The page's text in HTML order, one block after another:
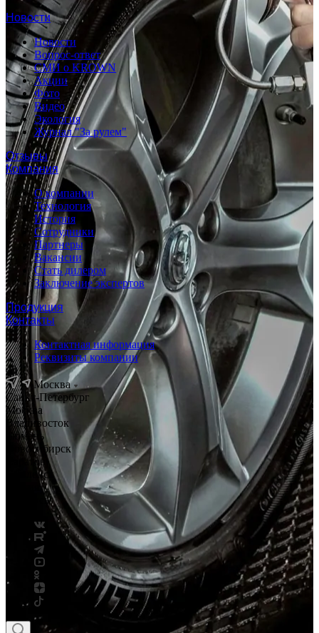
Новости
Новости
Вопрос-ответ
СМИ о KROWN
Акции
Фото
Видео
Экология
Журнал "За рулем"
Отзывы
Компания
О компании
Технология
История
Сотрудники
Партнеры
Вакансии
Стать дилером
Заключение экспертов
Продукция
Контакты
Контактная информация
Реквизиты компании
Москва
Санкт-Петербург
Москва
Владивосток
Тюмень
Новосибирск
Саратов
Смоленск
Беларусь